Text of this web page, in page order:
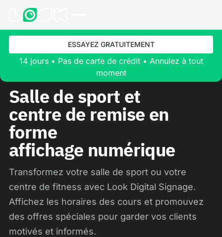
ESSAYEZ GRATUITEMENT
14 jours • Pas de carte de crédit • Annulez à tout
moment
Salle de sport et
centre de remise en
forme
affichage numérique
Transformez votre salle de sport ou votre
centre de fitness avec Look Digital Signage.
Affichez les horaires des cours et promouvez
des offres spéciales pour garder vos clients
motivés et informés.